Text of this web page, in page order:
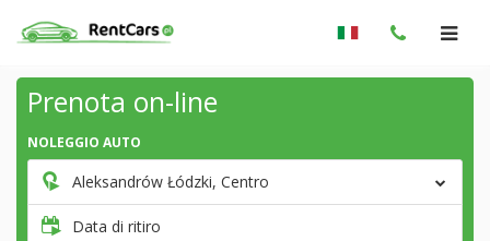
Prenota on-line
NOLEGGIO AUTO
Aleksandrów Łódzki, Centro
Data di ritiro